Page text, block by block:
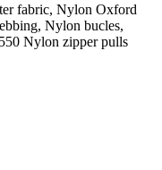
fabric, Nylon Oxford
Nylon bucles,
Nylon zipper pulls